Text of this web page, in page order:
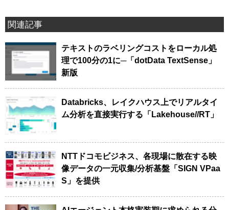
関連記事
テキストのラベリングコストをローカル処
理で100分の1に─「dotData TextSense」
新版
Databricks、レイクハウス上でリアルタイ
ム分析を直接実行する「Lakehouse//RT」
NTTドコモビジネス、各現場に散在する映
像データの一元収集/分析基盤「SIGN VPaa
S」を提供